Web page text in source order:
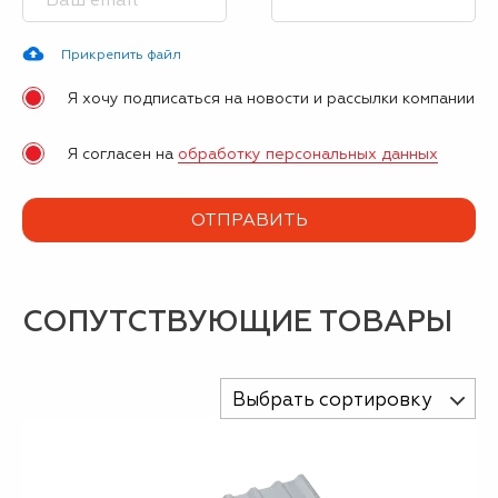
Прикрепить файл
Я хочу подписаться на новости и рассылки компании
Я согласен на обработку персональных данных
СОПУТСТВУЮЩИЕ ТОВАРЫ
Выбрать сортировку